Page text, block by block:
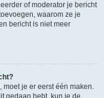
of moderator je bericht
waarom ze je
bericht is niet meer
moet je er eerst één maken.
gedaan hebt, kun je de